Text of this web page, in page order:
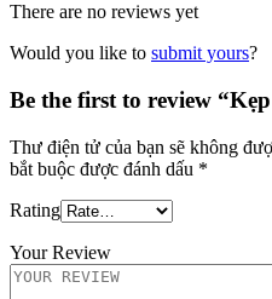
There are no reviews yet
Would you like to submit yours?
Be the first to review
Thư điện tử của bạn sẽ không
bắt buộc được đánh dấu *
Rating
Your Review